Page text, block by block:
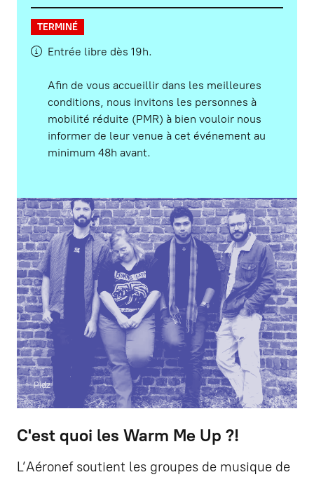
Pidz
TERMINÉ
Entrée libre dès 19h.
Afin de vous accueillir dans les meilleures
conditions, nous invitons les personnes à
mobilité réduite (PMR) à bien vouloir nous
informer de leur venue à cet événement au
minimum 48h avant.
C'est quoi les Warm Me Up ?!
L’Aéronef soutient les groupes de musique de